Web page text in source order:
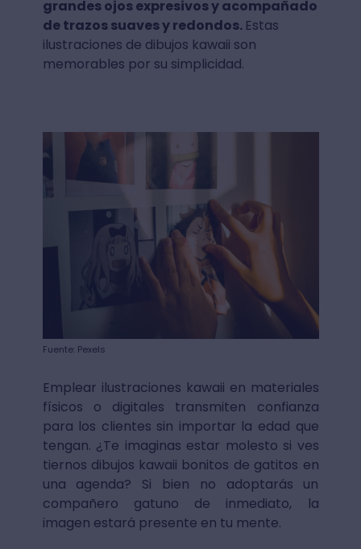
grandes ojos expresivos y acompañado
de trazos suaves y redondos. Estas
ilustraciones de dibujos kawaii son
memorables por su simplicidad.
Fuente: Pexels
Emplear ilustraciones kawaii en materiales
físicos o digitales transmiten confianza
para los clientes sin importar la edad que
tengan. ¿Te imaginas estar molesto si ves
tiernos dibujos kawaii bonitos de gatitos en
una agenda? Si bien no adoptarás un
compañero gatuno de inmediato, la
imagen estará presente en tu mente.